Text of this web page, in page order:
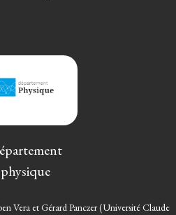
physique
Vera et Gérard Panczer (Université Claude